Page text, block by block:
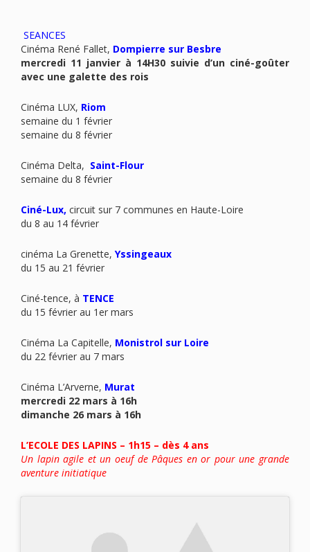
SEANCES
Cinéma René Fallet, Dompierre sur Besbre
mercredi 11 janvier à 14H30 suivie d’un ciné-goûter
avec une galette des rois
Cinéma LUX, Riom
semaine du 1 février
semaine du 8 février
Cinéma Delta, Saint-Flour
semaine du 8 février
Ciné-Lux, circuit sur 7 communes en Haute-Loire
du 8 au 14 février
cinéma La Grenette, Yssingeaux
du 15 au 21 février
Ciné-tence, à TENCE
du 15 février au 1er mars
Cinéma La Capitelle, Monistrol sur Loire
du 22 février au 7 mars
Cinéma L’Arverne, Murat
mercredi 22 mars à 16h
dimanche 26 mars à 16h
L’ECOLE DES LAPINS – 1h15 – dès 4 ans
Un lapin agile et un oeuf de Pâques en or pour une grande
aventure initiatique